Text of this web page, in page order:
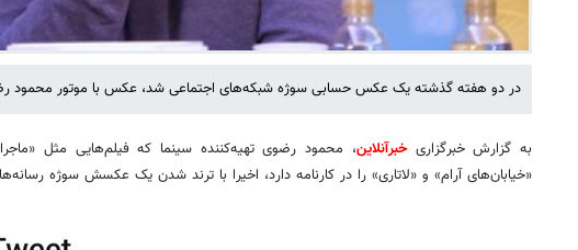
در دو هفته گذشته یک عکس حسابی سوژه شبکه‌های اجتماعی شد، عکس با موتور محمود
به گزارش خبرگزاریخبرآنلاین، محمود رضوی تهیه‌کننده سینما که فیلم‌هایی مثل «ماجرای
«خیابان‌های آرام» و «لاتاری» را در کارنامه دارد، اخیرا با ترند شدن یک عکسش سوژه